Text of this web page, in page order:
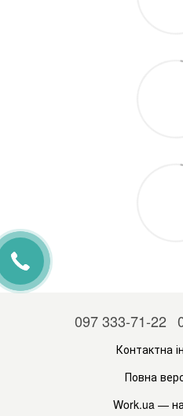
097 333-71-22
Контактна
Повна
Work.ua —